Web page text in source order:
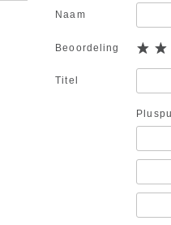
Naam
Beoordeling
Titel